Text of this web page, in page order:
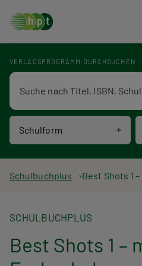
VERLAGSPROGRAMM DURCHSUCHEN
Schulform
Verlagsprogramm Volltextsuche
P
a
d
Schulbuchplus Best Shots 1
SCHULBUCHPLUS
Best Shots 1 –